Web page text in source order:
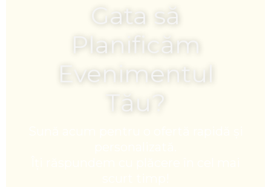
Gata să
Planificăm
Evenimentul
Tău?